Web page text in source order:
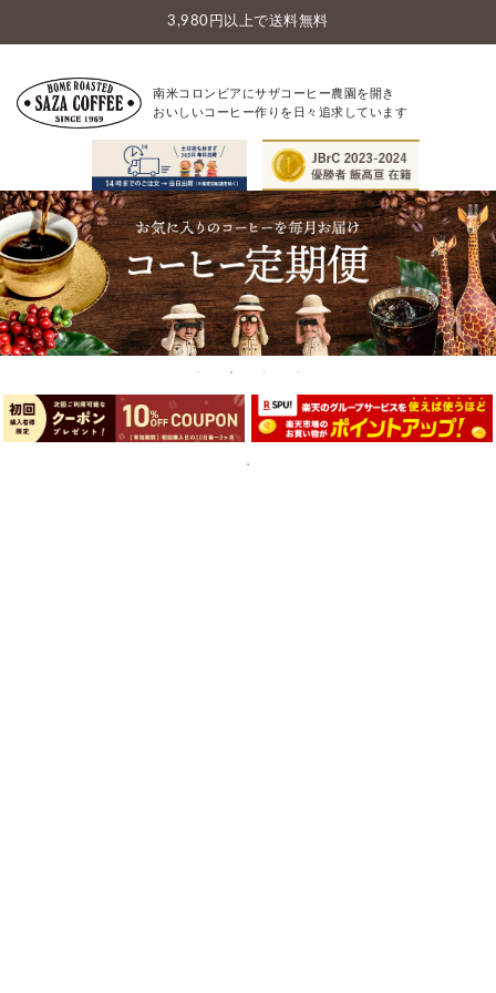
3,980円以上で送料無料
南米コロンビアにサザコーヒー農園を開き
おいしいコーヒー作りを日々追求しています